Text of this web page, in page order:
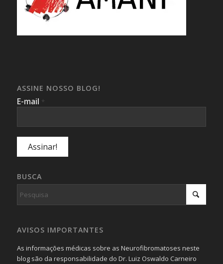
ASSINE NOSSO BLOG!
E-mail *
BUSCA
AVISOS IMPORTANTES
As informações médicas sobre as Neurofibromatoses neste
blog são da responsabilidade do Dr. Luiz Oswaldo Carneiro